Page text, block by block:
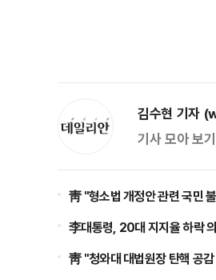
김수현 기자
기사 모아 보
靑 "형소법 개정안 관련 국민
李대통령, 20대 지지율 하락
靑 "청와대 대법원장 탄핵 공